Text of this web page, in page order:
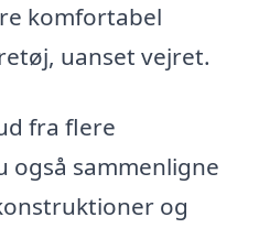
komfortabel
uanset vejret.
fra flere
sammenligne
og